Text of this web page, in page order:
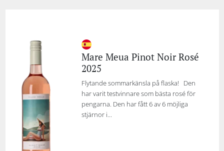
Mare Meua Pinot Noir Rosé
2025
Flytande sommarkänsla på flaska! Den
har varit testvinnare som bästa rosé för
pengarna. Den har fått 6 av 6 möjliga
stjärnor i...